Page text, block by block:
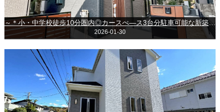
～＊小・中学校徒歩10分圏内◎カースぺ―ス3台分駐車可能な新築戸建♪＊～◆船橋市習志野台5丁目◆
2026-01-30